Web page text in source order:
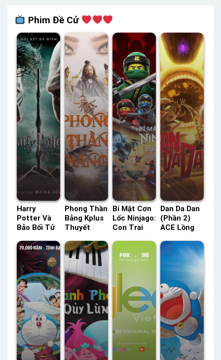
Phim Đề Cử
Harry
Potter Và
Bảo Bối Tử
2) HTV3
Lồng Tiếng
– Status:
HD Lồng
Tiếng
Phong Thần
Bảng Kplus
Thuyết
Status: HD
Thuyết
Minh
Bí Mật Cơn
Lốc Ninjago:
Con Trai
Garmadom
(Phần 8)
Tiếng –
10 Lồng
Tiếng
Dan Da Dan
(Phần 2)
ACE Lồng
Status: 12 /
12 Lồng
Tiếng